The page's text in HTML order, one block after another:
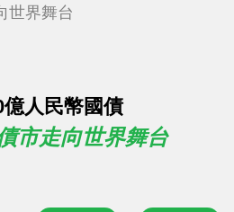
世界舞台
人民幣國債
市走向世界舞台